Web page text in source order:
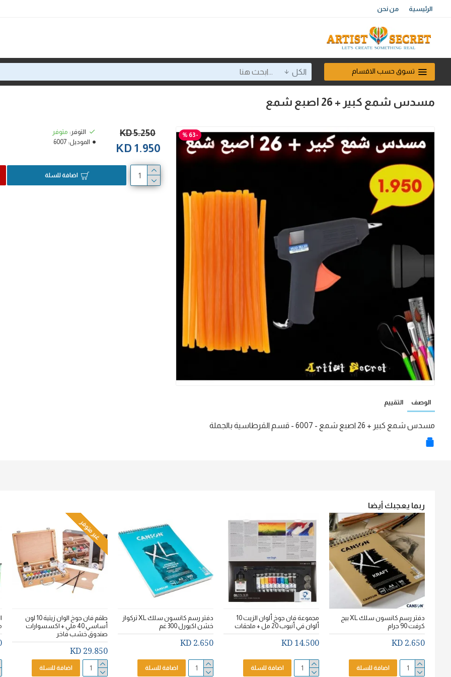
الرئيسية من نحن
تسوق حسب الاقسام الكل
مسدس شمع كبير + 26 اصبع شمع
-63 %
1.950 KD
5.250 KD التوفر: متوفر
الموديل: 6007
اضافة للسلة
الوصف التقييم
مسدس شمع كبير + 26 اصبع شمع - 6007 - قسم القرطاسية بالجملة
ربما يعجبك أيضا
دفتر رسم كانسون سلك XL بيج
كرفت 90 جرام
2.650 KD
اضافة للسلة
مجموعة فان جوخ ألوان الزيت 10
ألوان في أنبوب 20 مل + ملحقات
14.500 KD
اضافة للسلة
دفتر رسم كانسون سلك XL تركواز
خشن اكيورل 300 غم
2.650 KD
اضافة للسلة
غير متوفر
طقم فان جوخ الوان زيتية 10 لون
أساسي 40 ملي + اكسسوارات
صندوق خشب فاخر
29.850 KD
اضافة للسلة